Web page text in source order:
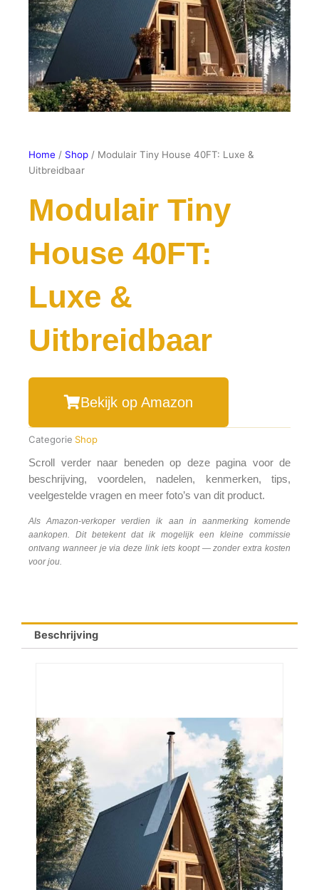
Home / Shop / Modulair Tiny House 40FT: Luxe &
Uitbreidbaar
Modulair Tiny
House 40FT:
Luxe &
Uitbreidbaar
Bekijk op Amazon
Categorie Shop
Scroll verder naar beneden op deze pagina voor de
beschrijving, voordelen, nadelen, kenmerken, tips,
veelgestelde vragen en meer foto’s van dit product.
Als Amazon-verkoper verdien ik aan in aanmerking komende
aankopen. Dit betekent dat ik mogelijk een kleine commissie
ontvang wanneer je via deze link iets koopt — zonder extra kosten
voor jou.
Beschrijving